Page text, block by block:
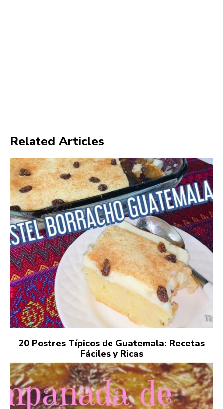
Related Articles
20 Postres Típicos de Guatemala: Recetas
Fáciles y Ricas